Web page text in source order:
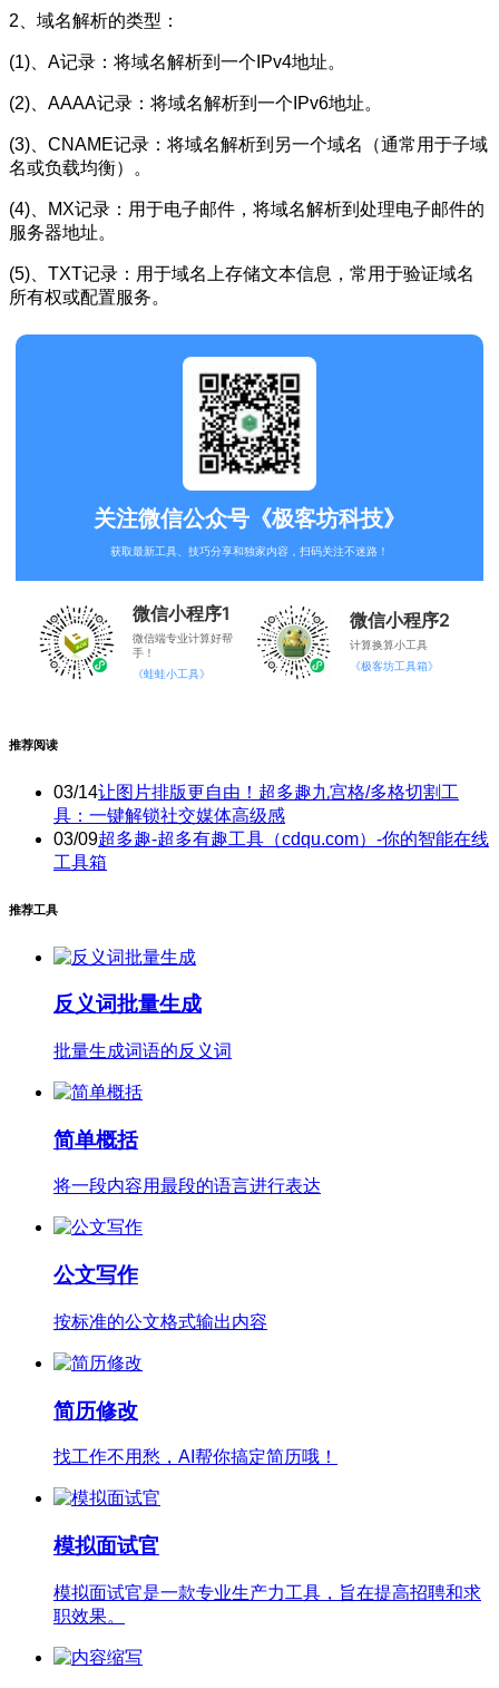
2、域名解析的类型：
(1)、A记录：将域名解析到一个IPv4地址。
(2)、AAAA记录：将域名解析到一个IPv6地址。
(3)、CNAME记录：将域名解析到另一个域名（通常用于子域
名或负载均衡）。
(4)、MX记录：用于电子邮件，将域名解析到处理电子邮件的
服务器地址。
(5)、TXT记录：用于域名上存储文本信息，常用于验证域名
所有权或配置服务。
关注微信公众号《极客坊科技》
获取最新工具、技巧分享和独家内容，扫码关注不迷路！
微信小程序1
微信端专业计算好帮
手！
《蛙蛙小工具》
微信小程序2
计算换算小工具
《极客坊工具箱》
推荐阅读
03/14让图片排版更自由！超多趣九宫格/多格切割工
具：一键解锁社交媒体高级感
03/09超多趣-超多有趣工具（cdqu.com）-你的智能在线
工具箱
推荐工具
反义词批量生成
批量生成词语的反义词
简单概括
将一段内容用最段的语言进行表达
公文写作
按标准的公文格式输出内容
简历修改
找工作不用愁，AI帮你搞定简历哦！
模拟面试官
模拟面试官是一款专业生产力工具，旨在提高招聘和求
职效果。